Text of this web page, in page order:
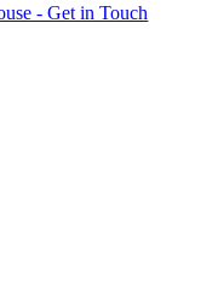
- Get in Touch